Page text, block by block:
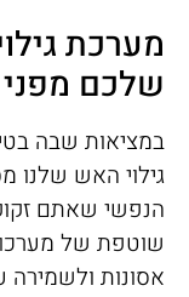
מערכת
שלכם
במציאות שבה
גילוי האש שלנו
הנפשי שאתם
שוטפת של
אסונות ולשמירה